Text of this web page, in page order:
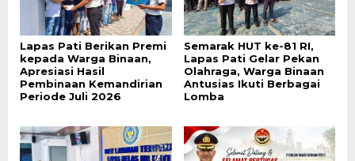
Lapas Pati Berikan Premi
kepada Warga Binaan,
Apresiasi Hasil
Pembinaan Kemandirian
Periode Juli 2026
Semarak HUT ke-81 RI,
Lapas Pati Gelar Pekan
Olahraga, Warga Binaan
Antusias Ikuti Berbagai
Lomba